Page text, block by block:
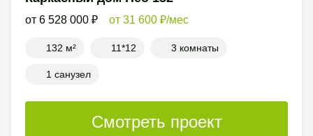
6 528 000 31 600 /мес
132 м² 11*12 3 комнаты
1 санузел
Смотреть проект